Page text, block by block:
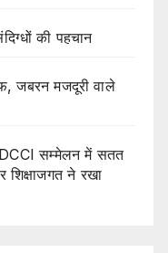
की पहचान
जबरन मजदूरी वाले
सम्मेलन में सतत
शिक्षाजगत ने रखा